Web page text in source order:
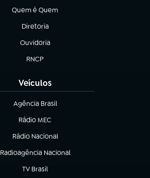
Quem é Quem
(abre em nova aba)
Diretoria
(abre em nova aba)
Ouvidoria
(abre em nova aba)
RNCP
(abre em nova aba)
Veículos
Agência Brasil
(abre em nova aba)
Rádio MEC
(abre em nova aba)
Rádio Nacional
Radioagência Nacional
(abre em nova aba)
TV Brasil
(abre em nova aba)